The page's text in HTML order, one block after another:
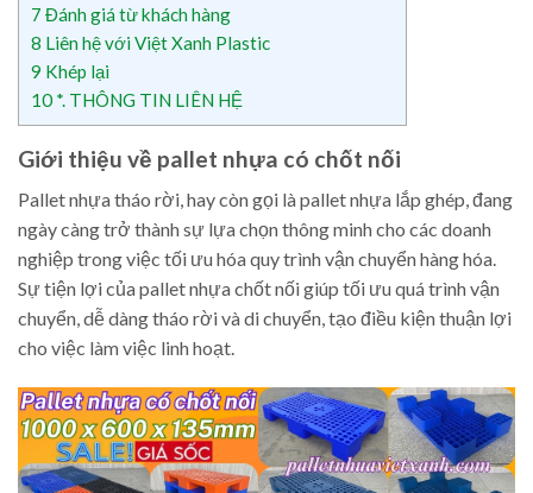
7 Đánh giá từ khách hàng
8 Liên hệ với Việt Xanh Plastic
9 Khép lại
10 *. THÔNG TIN LIÊN HỆ
Giới thiệu về pallet nhựa có chốt nối
Pallet nhựa tháo rời, hay còn gọi là pallet nhựa lắp ghép, đang
ngày càng trở thành sự lựa chọn thông minh cho các doanh
nghiệp trong việc tối ưu hóa quy trình vận chuyển hàng hóa.
Sự tiện lợi của pallet nhựa chốt nối giúp tối ưu quá trình vận
chuyển, dễ dàng tháo rời và di chuyển, tạo điều kiện thuận lợi
cho việc làm việc linh hoạt.